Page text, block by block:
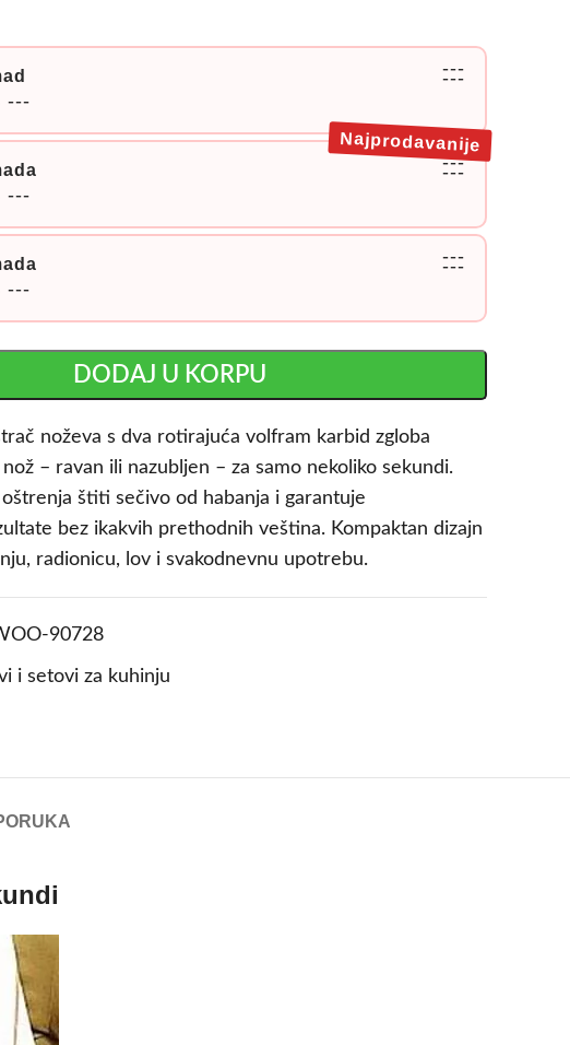
---
---
---
---
---
---
Najprodavanije
---
---
---
DODAJ U KORPU
noževa s dva rotirajuća volfram karbid zgloba
– ravan ili nazubljen – za samo nekoliko sekundi.
štiti sečivo od habanja i garantuje
bez ikakvih prethodnih veština. Kompaktan dizajn
radionicu, lov i svakodnevnu upotrebu.
90728
i setovi za kuhinju